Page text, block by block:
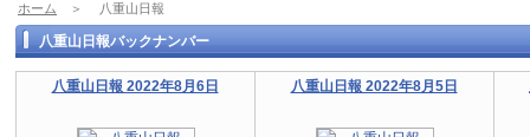
ホーム ＞ 八重山日報
八重山日報バックナンバー
八重山日報 2022年8月6日 八重山日報 2022年8月5日